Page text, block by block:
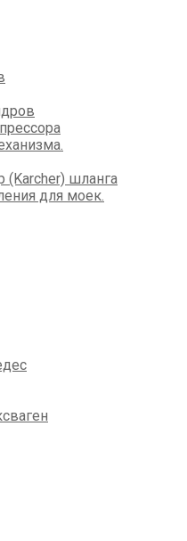
(Karcher) шланга
для моек.